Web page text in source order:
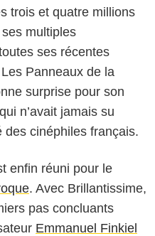
trois et quatre millions
multiples
ses récentes
Panneaux de la
surprise pour son
qui n’avait jamais su
cinéphiles français.
enfin réuni pour le
. Avec Brillantissime,
pas concluants
Emmanuel Finkiel